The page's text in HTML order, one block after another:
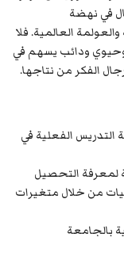
في نهضة
العالمية. فلا
وحيوي ودائب يسهم في
الفكر من نتاجها.
الفعلية في
لمعرفة التحصيل
من خلال متغيرات
بالجامعة